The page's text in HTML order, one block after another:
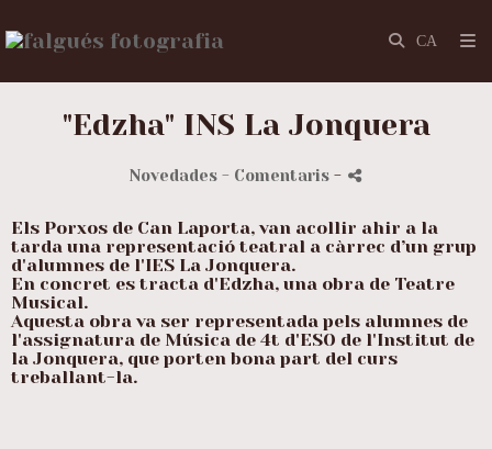
"Edzha" INS La Jonquera
Novedades - Comentaris -
Els Porxos de Can Laporta, van acollir ahir a la
tarda una representació teatral a càrrec d’un grup
d'alumnes de l'IES La Jonquera.
En concret es tracta d'Edzha, una obra de Teatre
Musical.
Aquesta obra va ser representada pels alumnes de
l'assignatura de Música de 4t d'ESO de l'Institut de
la Jonquera, que porten bona part del curs
treballant-la.